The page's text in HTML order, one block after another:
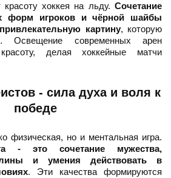
хоккея на льду. Сочетание
форм игроков и чёрной шайбы
картину, которую
Освещение современных арен
делая хоккейные матчи
- сила духа и воля к
победе
физическая, но и ментальная игра.
- это сочетание мужества,
и умения действовать в
. Эти качества формируются